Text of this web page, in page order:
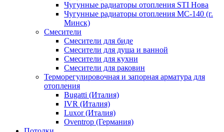
Чугунные радиаторы отопления STI Нова
Чугунные радиаторы отопления МС-140 (г.
Минск)
Смесители
Смесители для биде
Смесители для душа и ванной
Смесители для кухни
Смесители для раковин
Терморегулировочная и запорная арматура для
отопления
Bugatti (Италия)
IVR (Италия)
Luxor (Италия)
Oventrop (Германия)